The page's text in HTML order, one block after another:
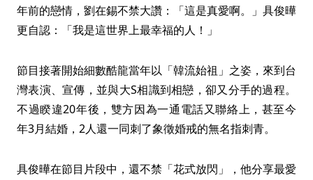
年前的戀情，劉在錫不禁大讚：「這是真愛啊。」具俊曄
更自認：「我是這世界上最幸福的人！」
節目接著開始細數酷龍當年以「韓流始祖」之姿，來到台
灣表演、宣傳，並與大S相識到相戀，卻又分手的過程。
不過睽違20年後，雙方因為一通電話又聯絡上，甚至今
年3月結婚，2人還一同刺了象徵婚戒的無名指刺青。
具俊曄在節目片段中，還不禁「花式放閃」，他分享最愛